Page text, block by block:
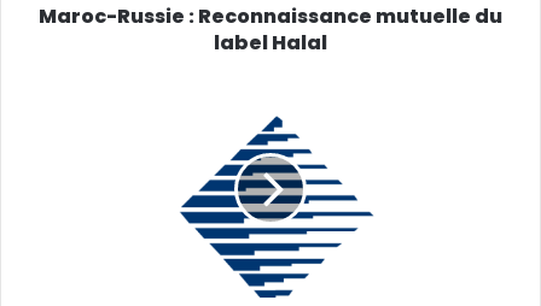
Maroc-Russie : Reconnaissance mutuelle du
label Halal